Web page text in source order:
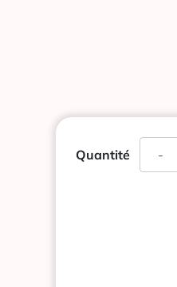
Quantité -